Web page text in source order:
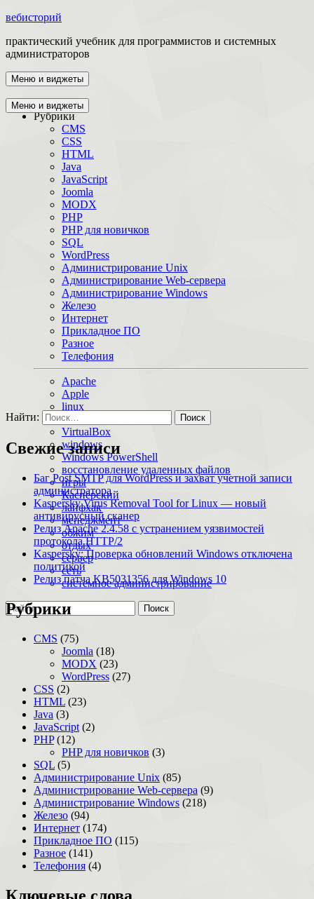
вебисторий
практический учебник для программистов и системных
администраторов
Меню и виджеты
Главная
Рубрики
CMS
CSS
HTML
Java
JavaScript
Joomla
MODX
PHP
PHP для новичков
SQL
WordPress
Администрирование Unix
Администрирование Web-сервера
Администрирование Windows
Железо
Интернет
Прикладное ПО
Разное
Телефония
Apache
Apple
linux
macOS
VirtualBox
windows
Windows PowerShell
восстановление удаленных файлов
игры
Касперский
лайфхак
менеджмент
обжим
отдых
сервер
сеть
системное администрирование
Поиск
Меню и виджеты
Найти:
Свежие записи
Баг Post SMTP для WordPress и захват учетной записи
администратора
Kaspersky Virus Removal Tool for Linux — новый
антивирусный сканер
Релиз Apache 2.4.58 с устранением уязвимостей
протокола HTTP/2
Kaspersky: Проверка обновлений Windows отключена
политикой
Релиз патча KB5031356 для Windows 10
Рубрики
CMS (75)
Joomla (18)
MODX (23)
WordPress (27)
CSS (2)
HTML (23)
Java (3)
JavaScript (2)
PHP(12)
PHP для новичков (3)
SQL (5)
Администрирование Unix (85)
Администрирование Web-сервера (9)
Администрирование Windows (218)
Железо (94)
Интернет (174)
Прикладное ПО (115)
Разное (141)
Телефония (4)
Ключевые слова